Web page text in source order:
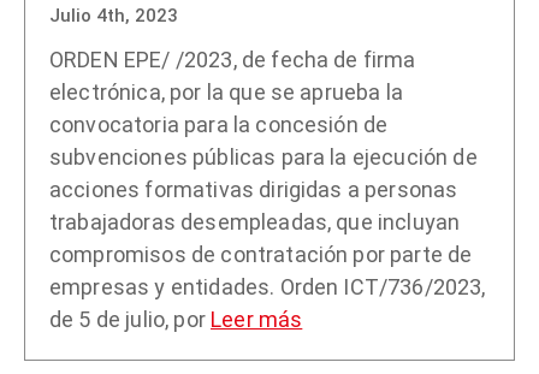
Julio 4th, 2023
ORDEN EPE/ /2023, de fecha de firma
electrónica, por la que se aprueba la
convocatoria para la concesión de
subvenciones públicas para la ejecución de
acciones formativas dirigidas a personas
trabajadoras desempleadas, que incluyan
compromisos de contratación por parte de
empresas y entidades. Orden ICT/736/2023,
de 5 de julio, por Leer más